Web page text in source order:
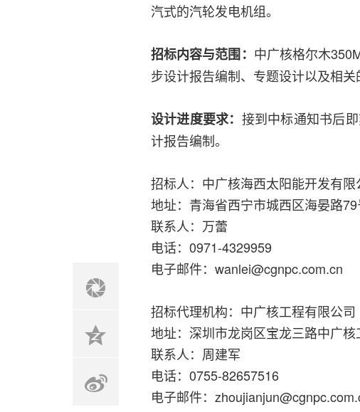
汽式的汽轮发电机组。
招标内容与范围： 中广核格尔木
步设计报告编制、专题设计以及相关
设计进度要求： 接到中标通知书后
计报告编制。
招标人：中广核海西太阳能开发有限
地址：青海省西宁市城西区海晏路
联系人：万蕾
电话：0971-4329959
电子邮件：wanlei@cgnpc.com.cn
招标代理机构：中广核工程有限公司
地址：深圳市龙岗区宝龙三路中广
联系人：周建军
电话：0755-82657516
电子邮件：